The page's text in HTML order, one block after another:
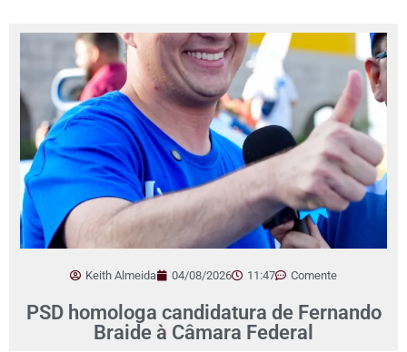
Keith Almeida 04/08/2026 11:47 Comente
PSD homologa candidatura de Fernando
Braide à Câmara Federal